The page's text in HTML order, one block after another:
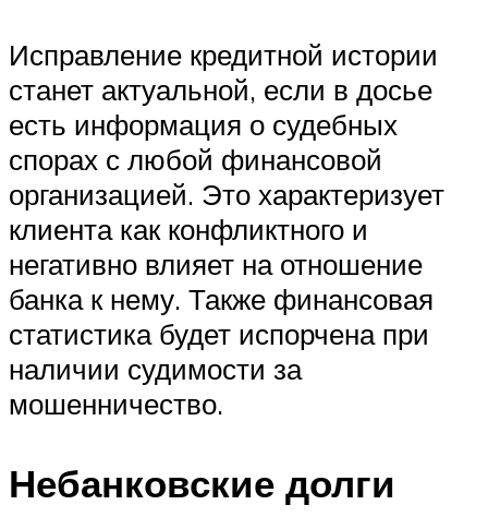
Исправление кредитной истории
станет актуальной, если в досье
есть информация о судебных
спорах с любой финансовой
организацией. Это характеризует
клиента как конфликтного и
негативно влияет на отношение
банка к нему. Также финансовая
статистика будет испорчена при
наличии судимости за
мошенничество.
Небанковские долги